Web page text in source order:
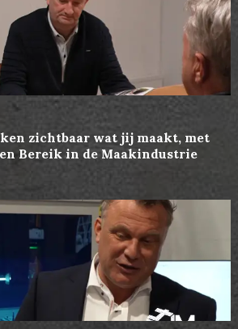
zichtbaar wat jij maakt, met
Bereik in de Maakindustrie